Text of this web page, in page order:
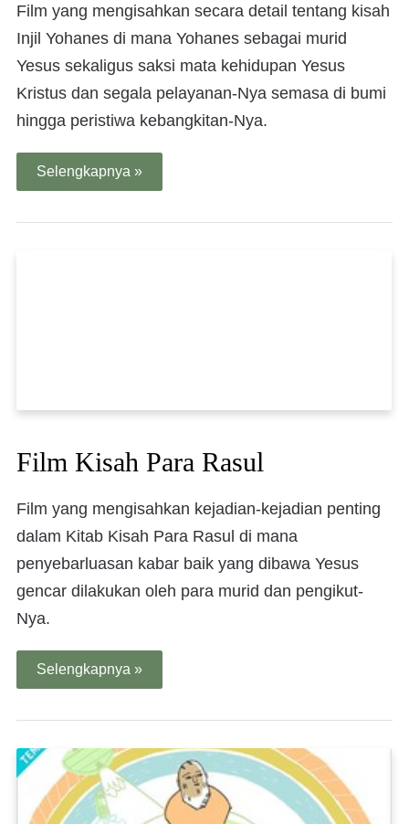
Film yang mengisahkan secara detail tentang kisah
Injil Yohanes di mana Yohanes sebagai murid
Yesus sekaligus saksi mata kehidupan Yesus
Kristus dan segala pelayanan-Nya semasa di bumi
hingga peristiwa kebangkitan-Nya.
Selengkapnya »
Film Kisah Para Rasul
Film yang mengisahkan kejadian-kejadian penting
dalam Kitab Kisah Para Rasul di mana
penyebarluasan kabar baik yang dibawa Yesus
gencar dilakukan oleh para murid dan pengikut-
Nya.
Selengkapnya »